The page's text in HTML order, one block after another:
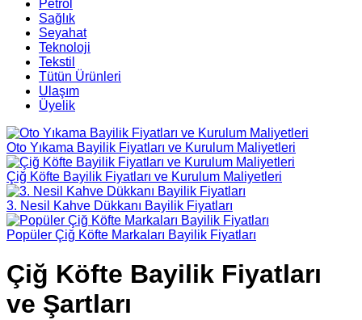
Petrol
Sağlık
Seyahat
Teknoloji
Tekstil
Tütün Ürünleri
Ulaşım
Üyelik
Oto Yıkama Bayilik Fiyatları ve Kurulum Maliyetleri
Çiğ Köfte Bayilik Fiyatları ve Kurulum Maliyetleri
3. Nesil Kahve Dükkanı Bayilik Fiyatları
Popüler Çiğ Köfte Markaları Bayilik Fiyatları
Çiğ Köfte Bayilik Fiyatları
ve Şartları